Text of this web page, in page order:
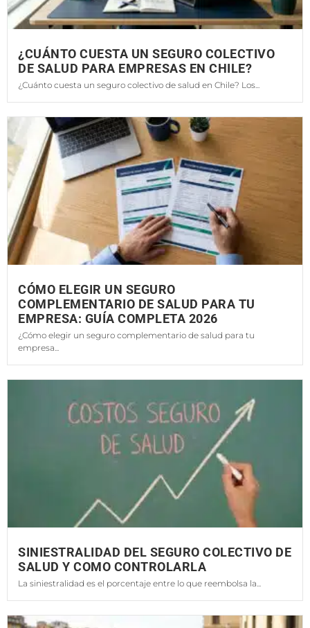
¿CUÁNTO CUESTA UN SEGURO COLECTIVO
DE SALUD PARA EMPRESAS EN CHILE?
¿Cuánto cuesta un seguro colectivo de salud en Chile? Los...
CÓMO ELEGIR UN SEGURO
COMPLEMENTARIO DE SALUD PARA TU
EMPRESA: GUÍA COMPLETA 2026
¿Cómo elegir un seguro complementario de salud para tu
empresa...
SINIESTRALIDAD DEL SEGURO COLECTIVO DE
SALUD Y COMO CONTROLARLA
La siniestralidad es el porcentaje entre lo que reembolsa la...